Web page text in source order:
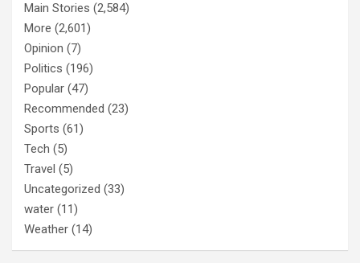
Main Stories (2,584)
More (2,601)
Opinion (7)
Politics (196)
Popular (47)
Recommended (23)
Sports (61)
Tech (5)
Travel (5)
Uncategorized (33)
water (11)
Weather (14)